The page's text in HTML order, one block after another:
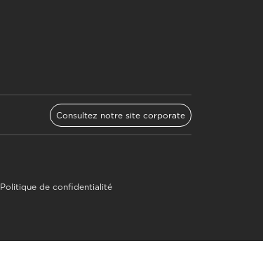
Consultez notre site corporate
Politique de confidentialité